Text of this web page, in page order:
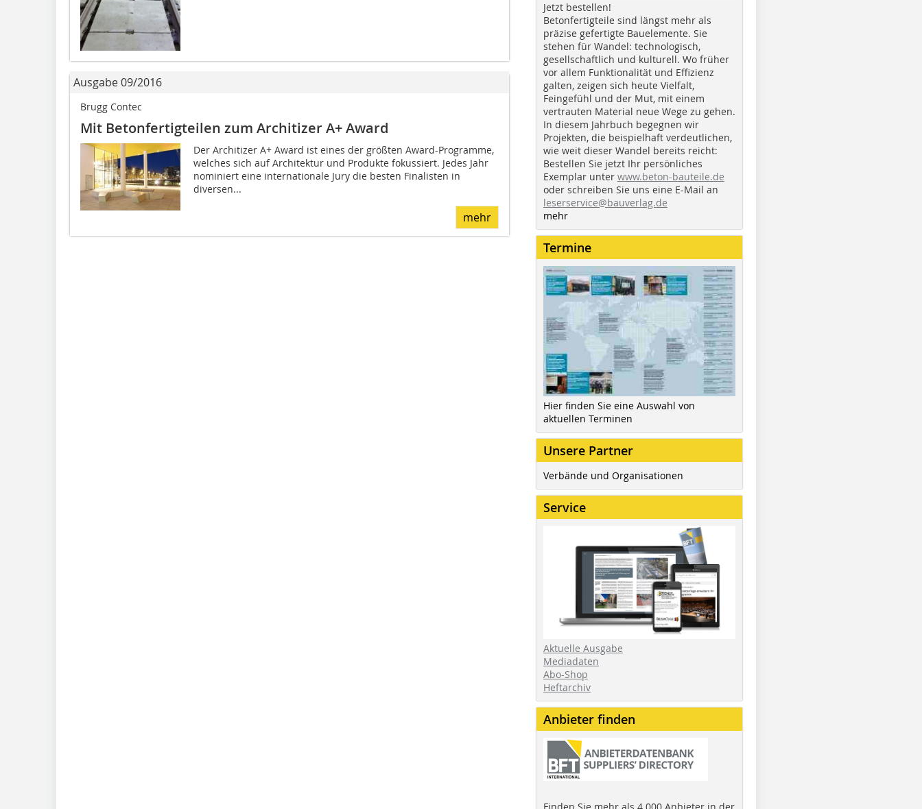
Ausgabe 09/2016
Brugg Contec
Mit Betonfertigteilen zum Architizer A+ Award
Der Architizer A+ Award ist eines der größten Award-Programme,
welches sich auf Architektur und Produkte fokussiert. Jedes Jahr
nominiert eine internationale Jury die besten Finalisten in
diversen...
mehr
Jetzt bestellen!
Betonfertigteile sind längst mehr als
präzise gefertigte Bauelemente. Sie
stehen für Wandel: technologisch,
gesellschaftlich und kulturell. Wo früher
vor allem Funktionalität und Effizienz
galten, zeigen sich heute Vielfalt,
Feingefühl und der Mut, mit einem
vertrauten Material neue Wege zu gehen.
In diesem Jahrbuch begegnen wir
Projekten, die beispielhaft verdeutlichen,
wie weit dieser Wandel bereits reicht:
Bestellen Sie jetzt Ihr persönliches
Exemplar unter www.beton-bauteile.de
oder schreiben Sie uns eine E-Mail an
leserservice@bauverlag.de
mehr
Termine
Hier finden Sie eine Auswahl von
aktuellen Terminen
Unsere Partner
Verbände und Organisationen
Service
Aktuelle Ausgabe
Mediadaten
Abo-Shop
Heftarchiv
Anbieter finden